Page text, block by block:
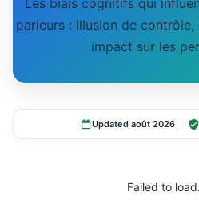
Les biais cognitifs qui
parieurs : illusion de
impact sur les
Updated août 2026
Failed to load.